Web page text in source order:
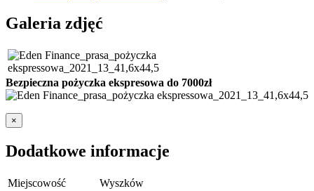
Galeria zdjęć
Bezpieczna pożyczka ekspresowa do 7000zł
×
Dodatkowe informacje
Miejscowość
Wyszków